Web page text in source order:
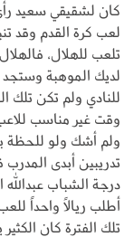
كان لشقيقي سعيد
لعب كرة القدم وقد
تلعب للهلال،
لديك الموهبة
للنادي ولم تكن
وقت غير مناسب
ولم أشك ولو للحظة
تدريبين أبدى
درجة الشباب
أطلب ريالاً واحداً
تلك الفترة كان